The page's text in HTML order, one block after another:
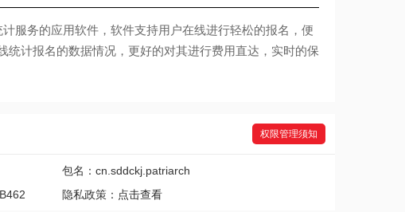
务的应用软件，软件支持用户在线进行轻松的报名，便
统计报名的数据情况，更好的对其进行费用直达，实时的保
权限管理须知
包名：cn.sddckj.patriarch
隐私政策： 点击查看